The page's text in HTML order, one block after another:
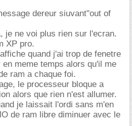
dereur siuvant"out of
je ne voi plus rien sur l'ecran.
XP pro.
quand j'ai trop de fenetre
meme temps alors qu'il me
ram a chaque foi.
le processeur bloque a
alors que rien n'est allumer.
je laissait l'ordi sans m'en
de ram libre diminuer avec le